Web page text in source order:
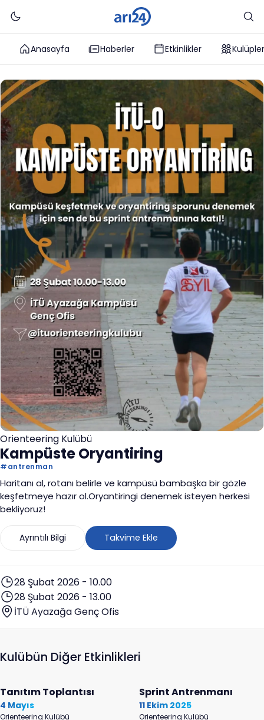
Anasayfa Haberler Etkinlikler Kulüpler
Orienteering Kulübü
Kampüste Oryantiring
#antrenman
Haritanı al, rotanı belirle ve kampüsü bambaşka bir gözle
keşfetmeye hazır ol.Oryantiringi denemek isteyen herkesi
bekliyoruz!
Ayrıntılı Bilgi Takvime Ekle
28 Şubat 2026 - 10.00
28 Şubat 2026 - 13.00
İTÜ Ayazağa Genç Ofis
Kulübün Diğer Etkinlikleri
Tanıtım Toplantısı
4 Mayıs
Orienteering Kulübü
Sprint Antrenmanı
11 Ekim 2025
Orienteering Kulübü